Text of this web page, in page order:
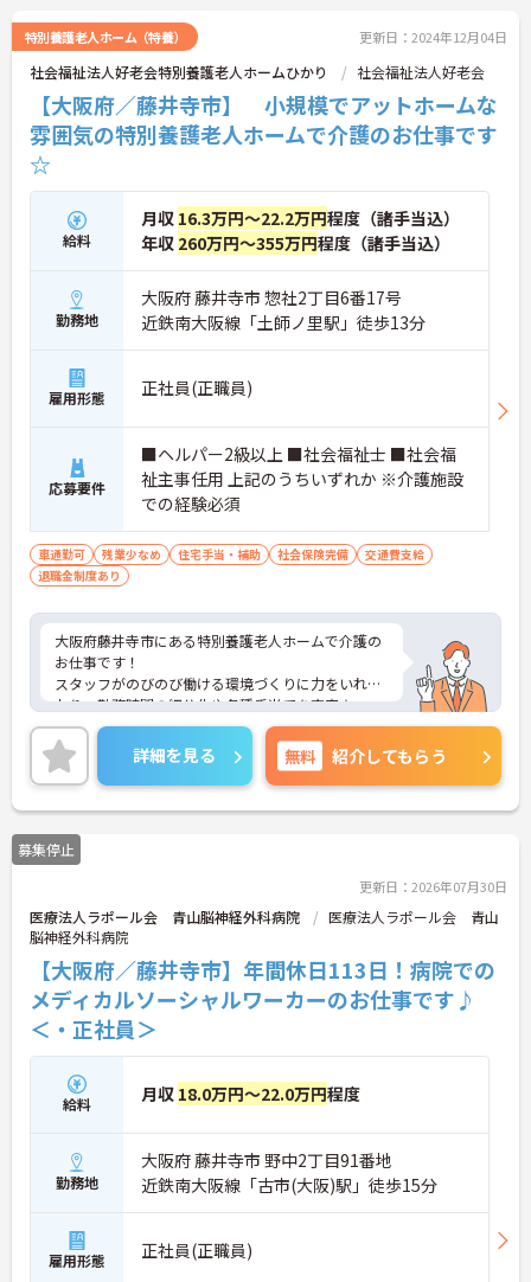
せください。
特別養護老人ホーム（特養） 更新日：2024年12月04日
社会福祉法人好老会特別養護老人ホームひかり 社会福祉法人好老会
【大阪府／藤井寺市】 小規模でアットホームな
雰囲気の特別養護老人ホームで介護のお仕事です
☆
給料
月収 16.3万円～22.2万円程度（諸手当込）
年収 260万円～355万円程度（諸手当込）
勤務地
大阪府 藤井寺市 惣社2丁目6番17号
近鉄南大阪線「土師ノ里駅」徒歩13分
雇用形態 正社員(正職員)
応募要件
■ヘルパー2級以上 ■社会福祉士 ■社会福
祉主事任用 上記のうちいずれか ※介護施設
での経験必須
車通勤可 残業少なめ 住宅手当・補助 社会保険完備
交通費支給
退職金制度あり
大阪府藤井寺市にある特別養護老人ホームで介護の
お仕事です！
スタッフがのびのび働ける環境づくりに力をいれて
おり、勤務時間の細分化や各種手当てを充実☆
また、スタッフ同士で協力しあうので残業もほとん
どありません♪
仕事とプライベートのメリハリをつけて勤務いただ
けます！
ご興味がある方は是非一度マイナビまでお問合せく
ださい！！
詳細を見る 無料 紹介してもらう
募集停止
更新日：2026年07月30日
医療法人ラポール会 青山脳神経外科病院
医療法人ラポール会 青山
脳神経外科病院
【大阪府／藤井寺市】年間休日113日！病院での
メディカルソーシャルワーカーのお仕事です♪
＜・正社員＞
給料 月収 18.0万円～22.0万円程度
勤務地
大阪府 藤井寺市 野中2丁目91番地
近鉄南大阪線「古市(大阪)駅」徒歩15分
雇用形態 正社員(正職員)